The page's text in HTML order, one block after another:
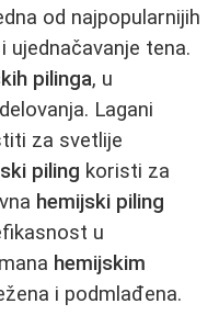
od najpopularnijih
ujednačavanje tena.
pilinga, u
Lagani
za svetlije
piling koristi za
hemijski piling
u
hemijskim
i podmlađena.